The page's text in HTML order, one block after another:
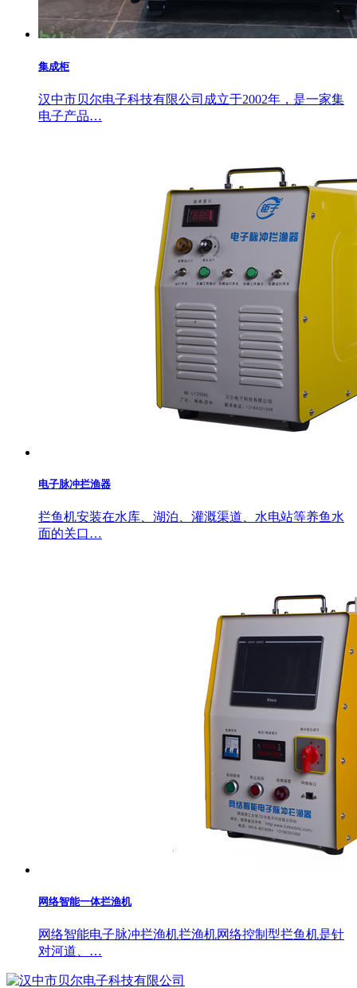
集成柜
汉中市贝尔电子科技有限公司成立于2002年，是一家集
电子产品…
电子脉冲拦渔器
拦鱼机安装在水库、湖泊、灌溉渠道、水电站等养鱼水
面的关口…
网络智能一体拦渔机
网络智能电子脉冲拦渔机拦渔机网络控制型拦鱼机是针
对河道、…